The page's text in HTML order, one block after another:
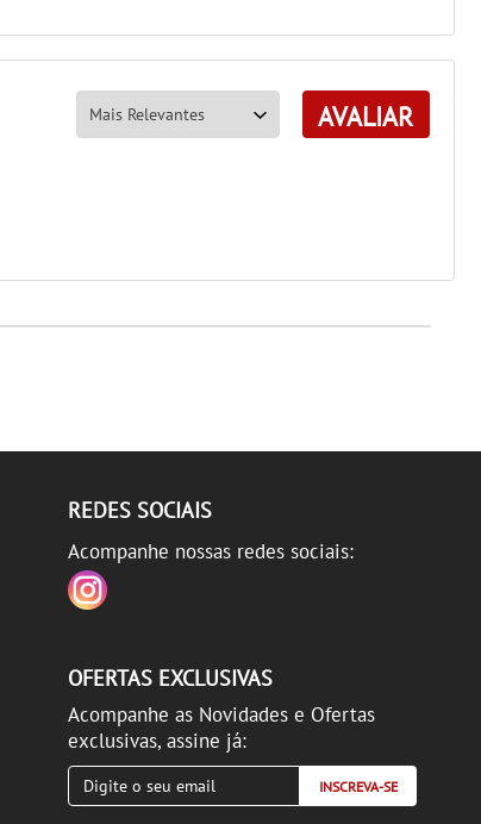
AVALIAR
REDES SOCIAIS
Acompanhe nossas redes sociais:
OFERTAS EXCLUSIVAS
Acompanhe as Novidades e Ofertas
exclusivas, assine já:
INSCREVA-SE